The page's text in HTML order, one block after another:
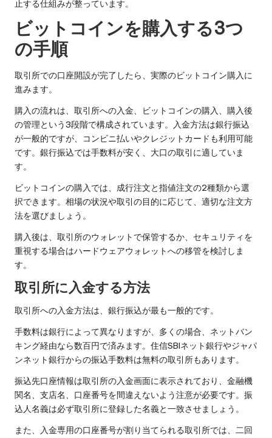
止する仕組みが整っています。
ビットコインを購入する3つ
の手順
取引所での口座開設が完了したら、実際のビットコイン購入に
進みます。
購入の流れは、取引所への入金、ビットコインの購入、購入後
の管理という3段階で構成されています。入金方法は銀行振込
が一般的ですが、コンビニ払いやクレジットカードも利用可能
です。銀行振込では手数料が安く、大口の取引に適していま
す。
ビットコインの購入では、成行注文と指値注文の2種類から選
択できます。相場の状況や取引の目的に応じて、適切な注文方
法を選びましょう。
購入後は、取引所のウォレットで保管するか、セキュリティを
重視する場合はハードウェアウォレットへの移管を検討しま
す。
取引所に入金する方法
取引所への入金方法は、銀行振込が最も一般的です。
手数料は銀行によって異なりますが、多くの場合、ネットバン
キング経由なら数百円で済みます。住信SBIネット銀行やジャパ
ンネット銀行からの振込手数料は無料の取引所もあります。
振込先口座情報は取引所の入金画面に表示されており、金融機
関名、支店名、口座番号を間違えないよう注意が必要です。振
込人名義は必ず取引所に登録した名義と一致させましょう。
また、入金専用の口座番号が割り当てられる取引所では、二回